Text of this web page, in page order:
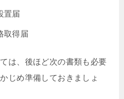
置届
取得届
は、後ほど次の書類も必要
じめ準備しておきましょ